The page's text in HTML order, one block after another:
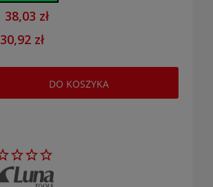
38,03 zł
30,92 zł
DO KOSZYKA